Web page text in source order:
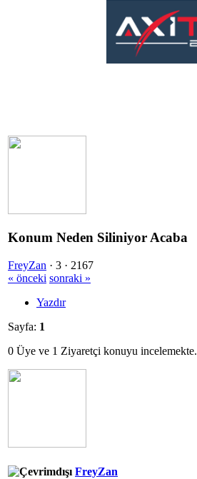
Konum Neden Siliniyor Acaba
FreyZan · 3 · 2167
« önceki sonraki »
Yazdır
Sayfa: 1
0 Üye ve 1 Ziyaretçi konuyu incelemekte.
FreyZan